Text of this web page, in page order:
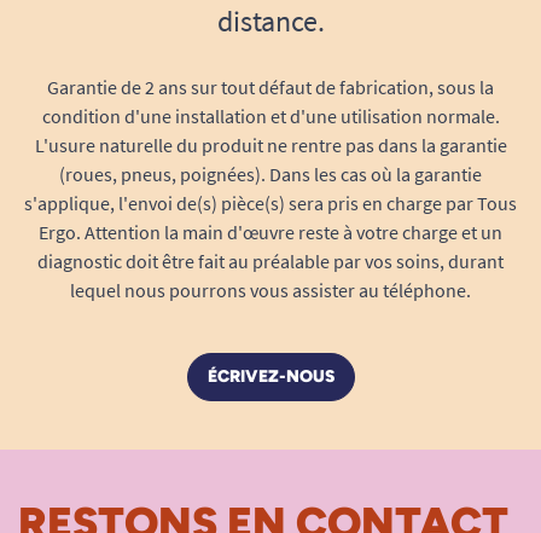
distance.
Garantie de 2 ans sur tout défaut de fabrication, sous la
condition d'une installation et d'une utilisation normale.
L'usure naturelle du produit ne rentre pas dans la garantie
(roues, pneus, poignées). Dans les cas où la garantie
s'applique, l'envoi de(s) pièce(s) sera pris en charge par Tous
Ergo. Attention la main d'œuvre reste à votre charge et un
diagnostic doit être fait au préalable par vos soins, durant
lequel nous pourrons vous assister au téléphone.
ÉCRIVEZ-NOUS
RESTONS EN CONTACT